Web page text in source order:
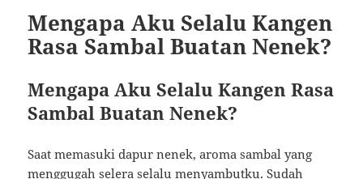
Mengapa Aku Selalu Kangen
Rasa Sambal Buatan Nenek?
Mengapa Aku Selalu Kangen Rasa
Sambal Buatan Nenek?
Saat memasuki dapur nenek, aroma sambal yang
menggugah selera selalu menyambutku. Sudah